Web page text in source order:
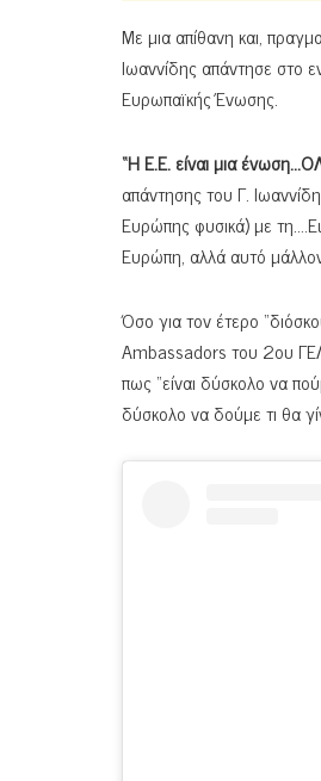
Με μια απίθανη και,
Ιωαννίδης απάντησε στο
Ευρωπαϊκής Ένωσης.
“Η Ε.Ε. είναι μια
απάντησης του Γ.
Ευρώπης φυσικά) με
Ευρώπη, αλλά αυτό
Όσο για τον έτερο
Ambassadors του 2ου ΓΕΛ
πως “είναι δύσκολο να
δύσκολο να δούμε τι θα